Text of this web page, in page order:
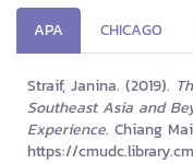
APA CHICAGO
Straif, Janina. (2019).
Southeast Asia and
Experience. Chiang
https://